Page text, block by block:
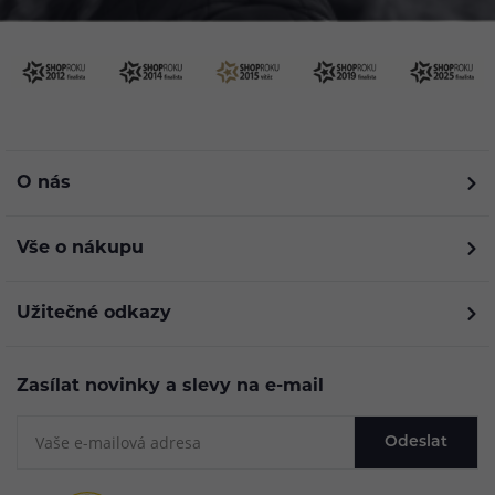
O nás
Vše o nákupu
Užitečné odkazy
Zasílat novinky a slevy na e-mail
Odeslat